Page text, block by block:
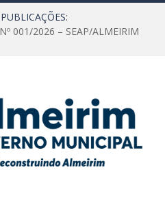
001/2026 – SEAP/ALMEIRIM